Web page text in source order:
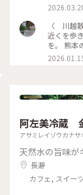
〈 川越散策 〉 数年振りに川越へ
近くを歩
を。 熊本
違うのかな
BAGEL
て着物で歩く
阿左美冷蔵
アサミレイゾウカナサ
天然水の旨味が
長瀞
カフェ, スイー